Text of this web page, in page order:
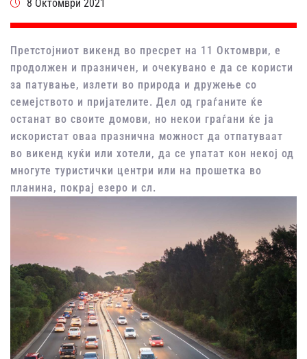
8 Октомври 2021
Претстојниот викенд во пресрет на 11 Октомври, е
продолжен и празничен, и очекувано е да се користи
за патување, излети во природа и дружење со
семејството и пријателите. Дел од граѓаните ќе
останат во своите домови, но некои граѓани ќе ја
искористат оваа празнична можност да отпатуваат
во викенд куќи или хотели, да се упатат кон некој од
многуте туристички центри или на прошетка во
планина, покрај езеро и сл.